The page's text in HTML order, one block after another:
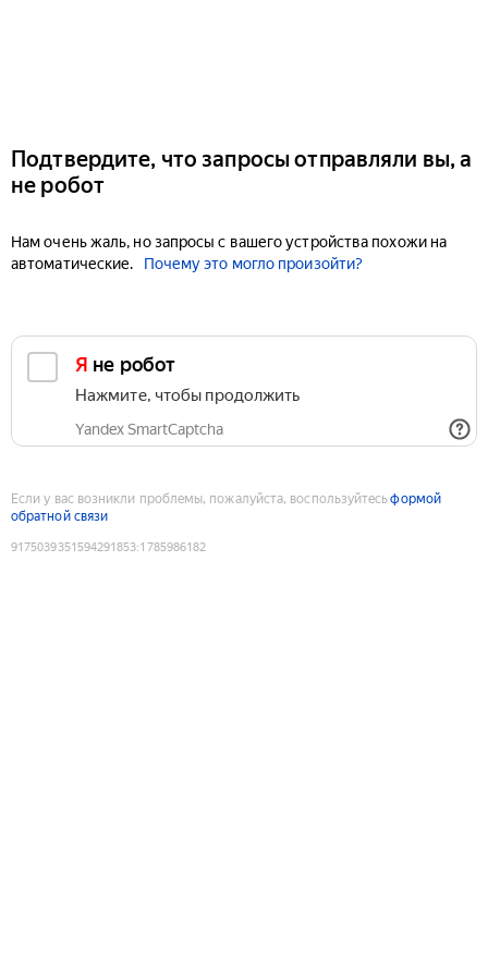
Подтвердите, что запросы отправляли вы, а
не робот
Нам очень жаль, но запросы с вашего устройства похожи на
автоматические.
Почему это могло произойти?
Я не робот
Нажмите, чтобы продолжить
Yandex SmartCaptcha
Если у вас возникли проблемы, пожалуйста, воспользуйтесьформой
обратной связи
9175039351594291853:1785986182